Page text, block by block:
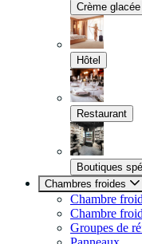
Crème glacée
Hôtel
Restaurant
Boutiques
Chambres froides
Chambre
Chambre
Groupes de